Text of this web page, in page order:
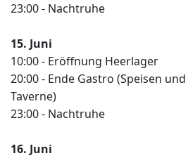
23:00 - Nachtruhe
15. Juni
10:00 - Eröffnung Heerlager
20:00 - Ende Gastro (Speisen
Taverne)
23:00 - Nachtruhe
16. Juni